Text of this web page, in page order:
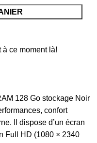
ce moment là!
128 Go stockage Noir
confort
Il dispose d’un écran
Full HD (1080 × 2340